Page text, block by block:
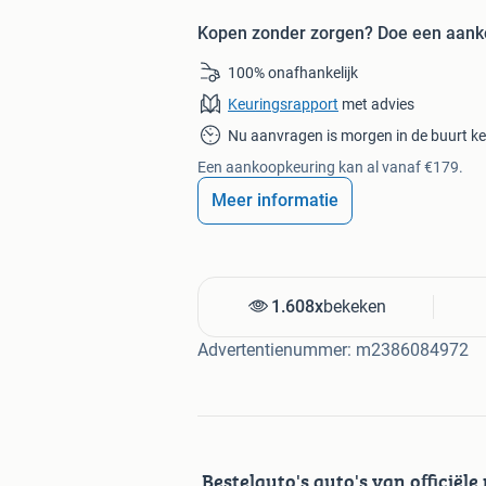
Kopen zonder zorgen? Doe een
100% onafhankelijk
Keuringsrapport met advies
Nu aanvragen is morgen in de buurt
Een aankoopkeuring kan al vanaf €179.
Meer informatie
1.608xbekeken
Advertentienummer: m2386084972